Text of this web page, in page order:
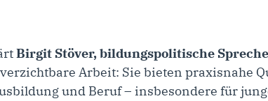
Birgit Stöver, bildungspolitische
Arbeit: Sie bieten praxisnahe
und Beruf – insbesondere für